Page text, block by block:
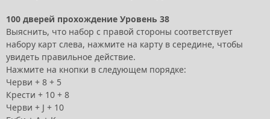
100 дверей прохождение Уровень 38
Выяснить, что набор с правой стороны соответствует
набору карт слева, нажмите на карту в середине, чтобы
увидеть правильное действие.
Нажмите на кнопки в следующем порядке:
Черви + 8 + 5
Крести + 10 + 8
Черви + J + 10